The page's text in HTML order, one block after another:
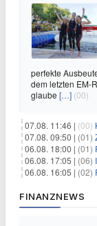
perfekte
dem letzten EM-
glaube […] (00)
07.08. 11:46 | (00)
07.08. 09:50 | (01)
06.08. 18:00 | (01)
06.08. 17:05 | (06)
06.08. 16:05 | (02)
FINANZNEWS